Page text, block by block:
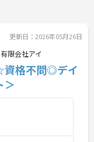
更新日：2026年05月26日
有限会社アイ
資格不問◎デイ
＞